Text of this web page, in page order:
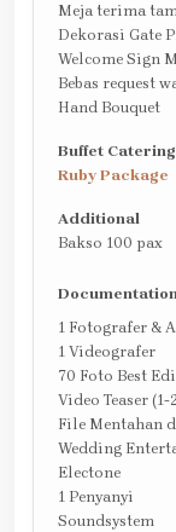
Meja terima
Dekorasi Gate
Welcome Sign
Bebas request
Hand Bouquet
Buffet
Ruby Package
Additional
Bakso 100 pax
1 Fotografer &
1 Videografer
70 Foto Best
Video Teaser
File Mentahan
Wedding
Electone
1 Penyanyi
Soundsystem